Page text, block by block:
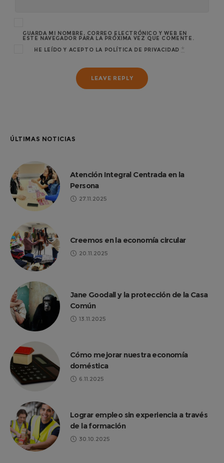
GUARDA MI NOMBRE, CORREO ELECTRÓNICO Y WEB EN
ESTE NAVEGADOR PARA LA PRÓXIMA VEZ QUE COMENTE.
HE LEÍDO Y ACEPTO LA POLÍTICA DE PRIVACIDAD *
ÚLTIMAS NOTICIAS
Atención Integral Centrada en la
Persona
27.11.2025
Creemos en la economía circular
20.11.2025
Jane Goodall y la protección de la Casa
Común
13.11.2025
Cómo mejorar nuestra economía
doméstica
6.11.2025
Lograr empleo sin experiencia a través
de la formación
30.10.2025